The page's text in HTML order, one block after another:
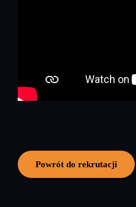
Powrót do rekrutacji